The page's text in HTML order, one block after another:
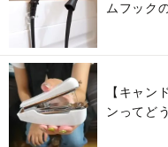
ムフック
【キャン
ンってど